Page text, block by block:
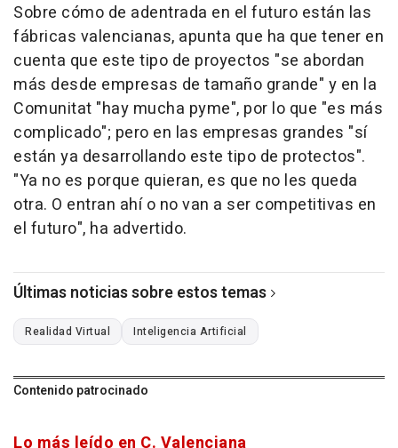
Sobre cómo de adentrada en el futuro están las
fábricas valencianas, apunta que ha que tener en
cuenta que este tipo de proyectos "se abordan
más desde empresas de tamaño grande" y en la
Comunitat "hay mucha pyme", por lo que "es más
complicado"; pero en las empresas grandes "sí
están ya desarrollando este tipo de protectos".
"Ya no es porque quieran, es que no les queda
otra. O entran ahí o no van a ser competitivas en
el futuro", ha advertido.
Últimas noticias sobre estos temas
Realidad Virtual Inteligencia Artificial
Contenido patrocinado